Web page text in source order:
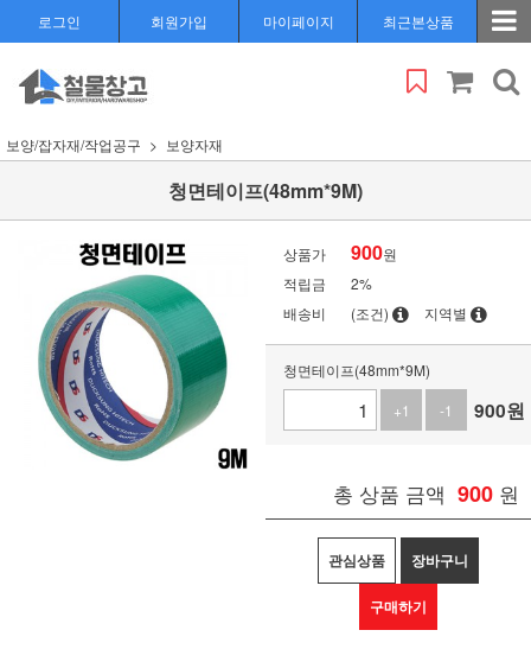
로그인 회원가입 마이페이지 최근본상품
보양/잡자재/작업공구 보양자재
청면테이프(48mm*9M)
상품가 900원
적립금
2%
배송비
(조건) 지역별
청면테이프(48mm*9M)
+1
-1 900원
총 상품 금액 900 원
관심상품 장바구니
구매하기